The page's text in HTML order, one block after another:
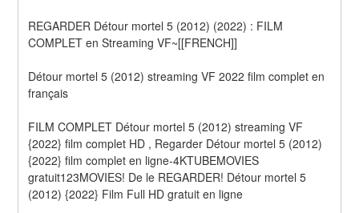
REGARDER Détour mortel 5 (2012) (2022) : FILM
COMPLET en Streaming VF~[[FRENCH]]
Détour mortel 5 (2012) streaming VF 2022 film complet en
français
FILM COMPLET Détour mortel 5 (2012) streaming VF
{2022} film complet HD , Regarder Détour mortel 5 (2012)
{2022} film complet en ligne-4KTUBEMOVIES
gratuit123MOVIES! De le REGARDER! Détour mortel 5
(2012) {2022} Film Full HD gratuit en ligne